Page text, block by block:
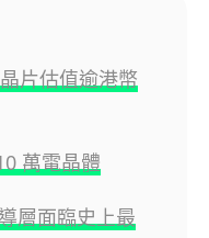
片估值逾港幣
萬電晶體
層面臨史上最